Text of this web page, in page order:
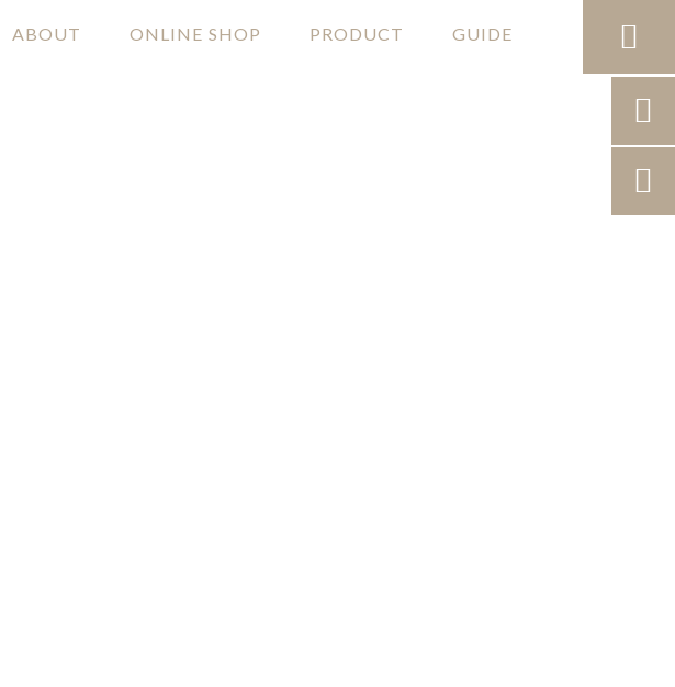
ABOUT ONLINE SHOP PRODUCT GUIDE 

